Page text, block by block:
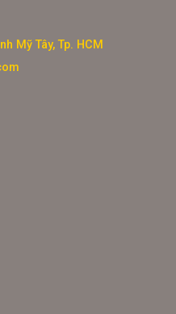
Mỹ Tây, Tp. HCM